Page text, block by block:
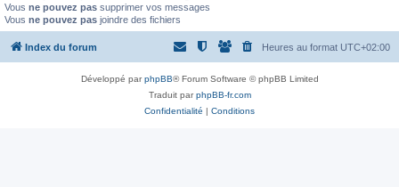
Vous ne pouvez pas supprimer vos messages
Vous ne pouvez pas joindre des fichiers
Index du forum Heures au format UTC+02:00
Développé parphpBB® Forum Software © phpBB Limited
Traduit parphpBB-fr.com
Confidentialité | Conditions